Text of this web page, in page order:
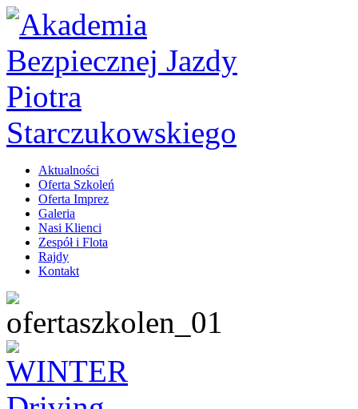
Aktualności
Oferta Szkoleń
Oferta Imprez
Galeria
Nasi Klienci
Zespół i Flota
Rajdy
Kontakt